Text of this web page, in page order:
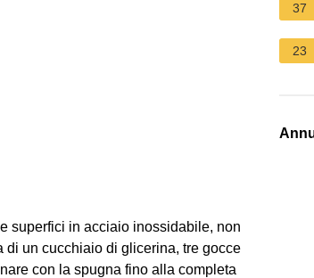
superfici in acciaio inossidabile, non
un cucchiaio di glicerina, tre gocce
con la spugna fino alla completa
37
23